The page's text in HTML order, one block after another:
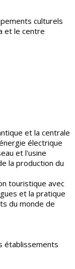
culturels
et le centre
et la centrale
électrique
et l'usine
la production du
touristique avec
et la pratique
du monde de
établissements